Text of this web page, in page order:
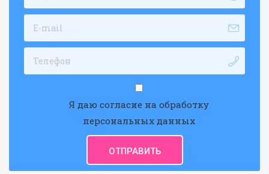
Я даю согласие на обработку
персональных данных